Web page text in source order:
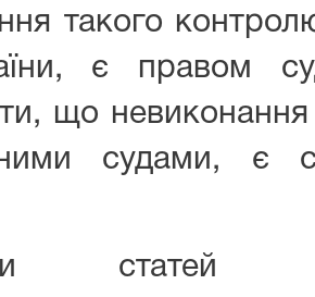
такого
є правом
що
судами, є
статей